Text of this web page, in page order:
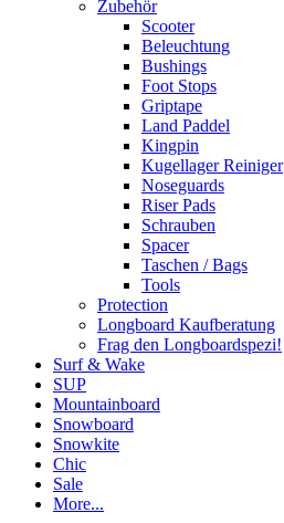
Zubehör
Scooter
Beleuchtung
Bushings
Foot Stops
Griptape
Land Paddel
Kingpin
Kugellager Reiniger
Noseguards
Riser Pads
Schrauben
Spacer
Taschen / Bags
Tools
Protection
Longboard Kaufberatung
Frag den Longboardspezi!
Surf & Wake
SUP
Mountainboard
Snowboard
Snowkite
Chic
Sale
More...